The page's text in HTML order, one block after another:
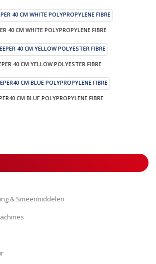
40 CM WHITE POLYPROPYLENE FIBRE
40 CM YELLOW POLYESTER FIBRE
CM BLUE POLYPROPYLENE FIBRE
& Smeermiddelen